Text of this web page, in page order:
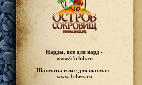
Нарды, все для нард -
www.65club.ru
Шахматы и все для шахмат -
www.1chess.ru